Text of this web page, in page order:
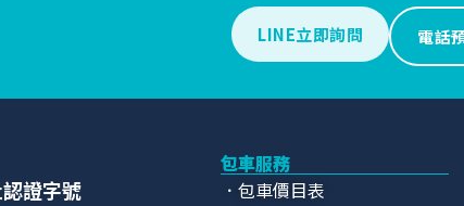
LINE立即詢問 電話
證字號
包車服務
．包車價目表